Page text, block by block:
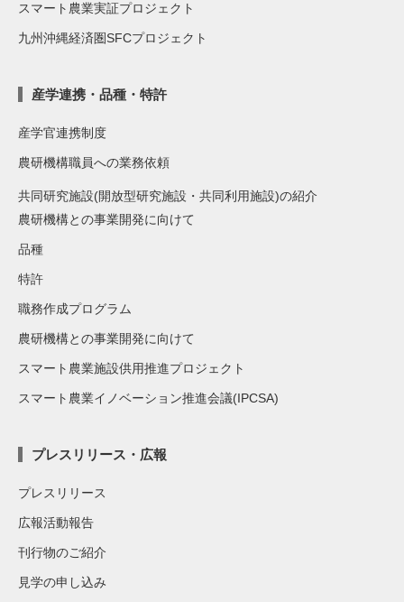
スマート農業実証プロジェクト
九州沖縄経済圏SFCプロジェクト
産学連携・品種・特許
産学官連携制度
農研機構職員への業務依頼
共同研究施設(開放型研究施設・共同利用施設)の紹介
農研機構との事業開発に向けて
品種
特許
職務作成プログラム
農研機構との事業開発に向けて
スマート農業施設供用推進プロジェクト
スマート農業イノベーション推進会議(IPCSA)
プレスリリース・広報
プレスリリース
広報活動報告
刊行物のご紹介
見学の申し込み